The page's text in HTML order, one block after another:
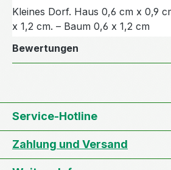
Kleines Dorf. Haus 0,6 cm x 0,9
x 1,2 cm. – Baum 0,6 x 1,2 cm
Bewertungen
Service-Hotline
Zahlung und Versand